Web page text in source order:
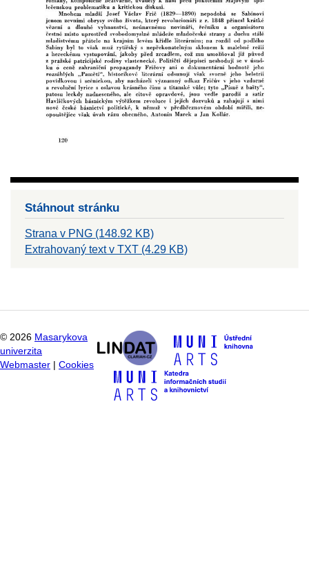
Stáhnout stránku
Strana v PNG (148.92 KB)
Extrahovaný text v TXT (4.29 KB)
© 2026 Masarykova
univerzita
Webmaster
Cookies